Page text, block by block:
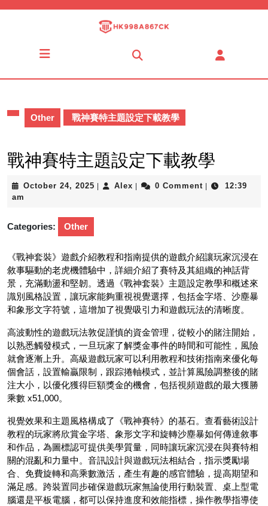
Other 戰神賽特主題設定下載教學
戰神賽特主題設定下載教學
October 24, 2025 October
Alex Alex 0 Comment
12:39
am
Categories: Other
《戰神套裝》遊戲介紹教程和指南提供的遊戲介紹讓玩家沉浸在
敘事驅動的老虎機體驗中，詳細介紹了賽特及其組織的神話背
景，充滿動盪和堅韌。透過《戰神套裝》主題設定教學和概述來
識別風格設置，讓玩家能夠重視視覺選擇，包括金字塔、沙塵暴
和象形文字符號，這增加了視覺吸引力和遊戲玩法的清晰度。
高波動性的遊戲玩法敦促謹慎的資金管理，從較小的賭注開始，
以熟悉觸發模式，一旦玩家了解獎金事件的時間和可能性，風險
就會逐漸上升。高級遊戲玩家可以利用教程和技術指南來優化每
個會話，設置輸贏限制，跟踪捲軸模式，並計算風險調整後的賭
注大小，以優化獲得巨額獎金的機會，包括視頻遊戲的最大獲勝
乘數 x51,000。
視覺效果和主題風格構成了《戰神賽特》的基石。查看藝術設計
教程的玩家將欣賞金字塔、象形文字和旋轉沙塵暴如何傳達敘事
和作品，為圖標認可提供美學質量，同時讓玩家沉浸在與賽特相
關的混亂和力量中。音訊設計與遊戲玩法相結合，指示獎勵場
合、免費旋轉和高乘數激活，產生有趣的感官體驗，提高期望和
滿足感。跨裝置同步確保遊戲玩家無論使用行動裝置、桌上型電
腦還是平板電腦，都可以保持進度和效能指標，操作教學指導使